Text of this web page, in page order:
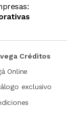
Créditos
Online
exclusivo